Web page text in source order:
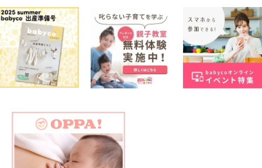
#離乳食
学び 暮らし